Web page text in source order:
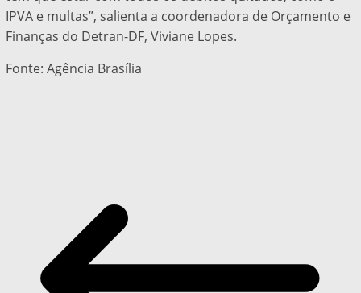
IPVA e multas”, salienta a coordenadora de Orçamento e
Finanças do Detran-DF, Viviane Lopes.
Fonte: Agência Brasília